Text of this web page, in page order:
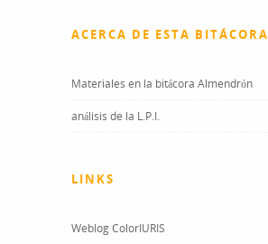
ACERCA DE ESTA BITÁCORA
Materiales en la bitácora Almendrón
análisis de la L.P.I.
LINKS
Weblog ColorIURIS